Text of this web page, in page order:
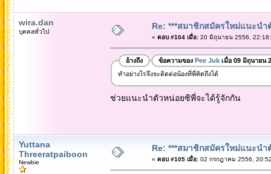
wira.dan
บุคคลทั่วไป
Re: ***สมาชิกสมัครใหม่แนะนำ
« ตอบ #104 เมื่อ:20 มิถุนายน 2556,
อ้างถึง ข้อความของ Pee Jukเมื่อ 09 มิถุนายน
ทำอย่างไรจึงจะติดต่อน้องที่พี่คิดถึงได้
ช่วยแนะนำตัวหน่อยซิพี่จะได้รู้จักกัน
Yuttana
Threeratpaiboon
Newbie
Re: ***สมาชิกสมัครใหม่แนะนำ
« ตอบ #105 เมื่อ:02 กรกฎาคม 2556,